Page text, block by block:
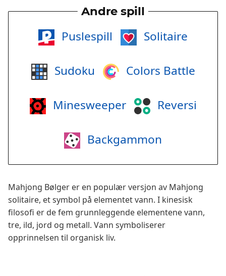
Andre spill
Puslespill Solitaire
Sudoku Colors Battle
Minesweeper Reversi
Backgammon
Mahjong Bølger er en populær versjon av Mahjong
solitaire, et symbol på elementet vann. I kinesisk
filosofi er de fem grunnleggende elementene vann,
tre, ild, jord og metall. Vann symboliserer
opprinnelsen til organisk liv.